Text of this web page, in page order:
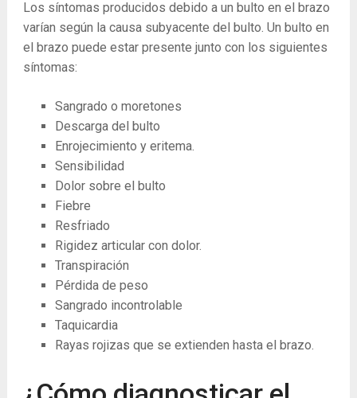
Los síntomas producidos debido a un bulto en el brazo
varían según la causa subyacente del bulto. Un bulto en
el brazo puede estar presente junto con los siguientes
síntomas:
Sangrado o moretones
Descarga del bulto
Enrojecimiento y eritema.
Sensibilidad
Dolor sobre el bulto
Fiebre
Resfriado
Rigidez articular con dolor.
Transpiración
Pérdida de peso
Sangrado incontrolable
Taquicardia
Rayas rojizas que se extienden hasta el brazo.